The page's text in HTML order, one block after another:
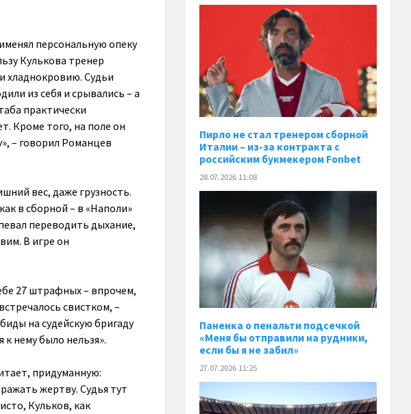
персональную опеку
Кулькова тренер
хладнокровию. Судьи
из себя и срывались – а
практически
Кроме того, на поле он
– говорил Романцев
вес, даже грузность.
в сборной – в «Наполи»
переводить дыхание,
В игре он
27 штрафных – впрочем,
свистком, –
на судейскую бригаду
к нему было нельзя».
придуманную:
жертву. Судья тут
Кульков, как
Пирло не стал тренером сборной
Италии – из-за контракта с
российским букмекером Fonbet
28.07.2026 11:08
Паненка o пенальти подсечкой
«Меня бы отправили на рудники,
если бы я не забил»
27.07.2026 11:25